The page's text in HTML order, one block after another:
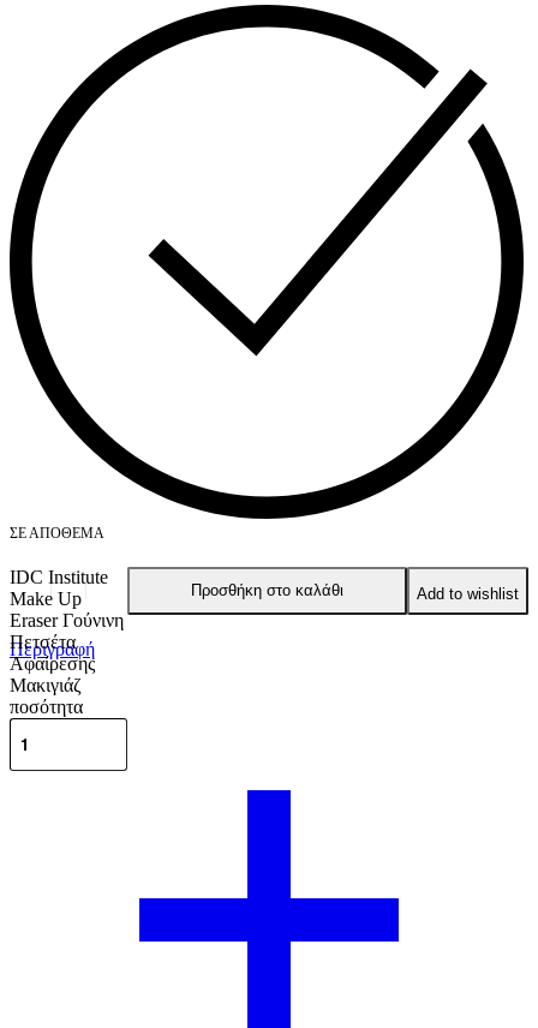
ΣΕ ΑΠΌΘΕΜΑ
IDC Institute
Make Up
Eraser Γούνινη
Πετσέτα
Αφαίρεσης
Μακιγιάζ
ποσότητα
Προσθήκη στο καλάθι Add to wishlist
Περιγραφή